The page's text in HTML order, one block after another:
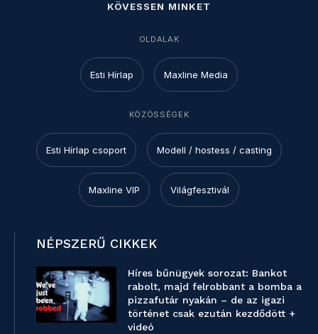
KÖVESSEN MINKET
OLDALAK
Esti Hírlap Maxline Media
KÖZÖSSÉGEK
Esti Hírlap csoport Modell / hostess / casting
Maxline VIP Világfesztivál
NÉPSZERŰ CIKKEK
Híres bűnügyek sorozat: Bankot
rabolt, majd felrobbant a bomba a
pizzafutár nyakán – de az igazi
történet csak ezután kezdődött +
videó